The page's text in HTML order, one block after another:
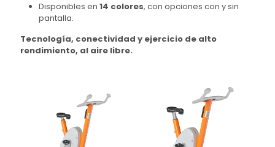
Disponibles en 14 colores, con opciones con y sin
pantalla.
Tecnología, conectividad y ejercicio de alto
rendimiento, al aire libre.